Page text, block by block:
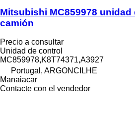
Mitsubishi MC859978
camión
Precio a consultar
Unidad de control
MC859978,K8T74371,A3927
Portugal, ARGONCILHE
Manaiacar
Contacte con el vendedor